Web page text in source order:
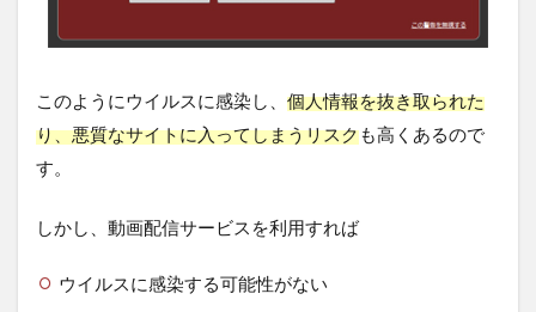
このようにウイルスに感染し、 個人情報を抜き取られた
り、悪質なサイトに入ってしまうリスクも高くあるので
す。
しかし、動画配信サービスを利用すれば
ウイルスに感染する可能性がない